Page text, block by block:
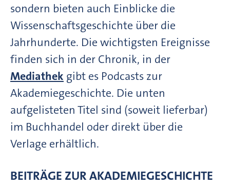
sondern bieten auch Einblicke die
Wissenschaftsgeschichte über die
Jahrhunderte. Die wichtigsten Ereignisse
finden sich in der Chronik, in der
Mediathek gibt es Podcasts zur
Akademiegeschichte. Die unten
aufgelisteten Titel sind (soweit lieferbar)
im Buchhandel oder direkt über die
Verlage erhältlich.
BEITRÄGE ZUR AKADEMIEGESCHICHTE